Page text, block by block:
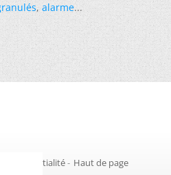
,alarme...
confidentialité- Haut de page